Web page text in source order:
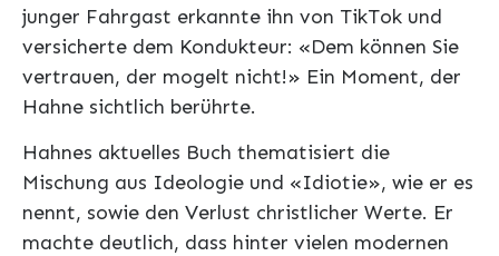
junger Fahrgast erkannte ihn von TikTok und
versicherte dem Kondukteur: «Dem können Sie
vertrauen, der mogelt nicht!» Ein Moment, der
Hahne sichtlich berührte.
Hahnes aktuelles Buch thematisiert die
Mischung aus Ideologie und «Idiotie», wie er es
nennt, sowie den Verlust christlicher Werte. Er
machte deutlich, dass hinter vielen modernen